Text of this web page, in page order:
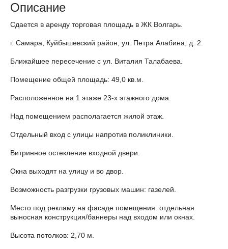
Описание
Сдается в аренду торговая площадь в ЖК Волгарь.
г. Самара, Куйбышевский район, ул. Петра Алабина, д. 2.
Ближайшее пересечение с ул. Виталия Талабаева.
Помещение общей площадь: 49,0 кв.м.
Расположенное на 1 этаже 23-х этажного дома.
Над помещением располагается жилой этаж.
Отдельный вход с улицы напротив поликлиники.
Витринное остекление входной двери.
Окна выходят на улицу и во двор.
Возможность разгрузки грузовых машин: газелей.
Место под рекламу на фасаде помещения: отдельная
выносная конструкция/баннеры над входом или окнах.
Высота потолков: 2,70 м.